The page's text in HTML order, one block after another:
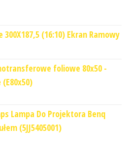
(16:10) Ekran Ramowy
foliowe 80x50 -
(E80x50)
Lampa Do Projektora Benq
(5JJ5405001)